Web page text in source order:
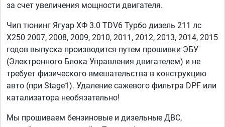
за счет увеличения мощности двигателя.
Чип тюнинг Ягуар ХФ 3.0 TDV6 Турбо дизель 211 лс
X250 2007, 2008, 2009, 2010, 2011, 2012, 2013, 2014, 2015
годов выпуска производится путем прошивки ЭБУ
(Электронного Блока Управления двигателем) и не
требует физического вмешательства в конструкцию
авто (при Stage1). Удаление сажевого фильтра DPF или
катализатора необязательно!
Мы прошиваем бензиновые и дизельные ДВС,